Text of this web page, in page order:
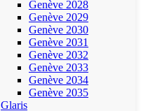
Genève 2028
Genève 2029
Genève 2030
Genève 2031
Genève 2032
Genève 2033
Genève 2034
Genève 2035
Glaris